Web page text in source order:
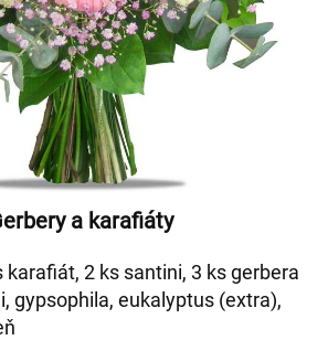
a karafiáty
karafiát, 2 ks santini, 3 ks gerbera
gypsophila, eukalyptus (extra),